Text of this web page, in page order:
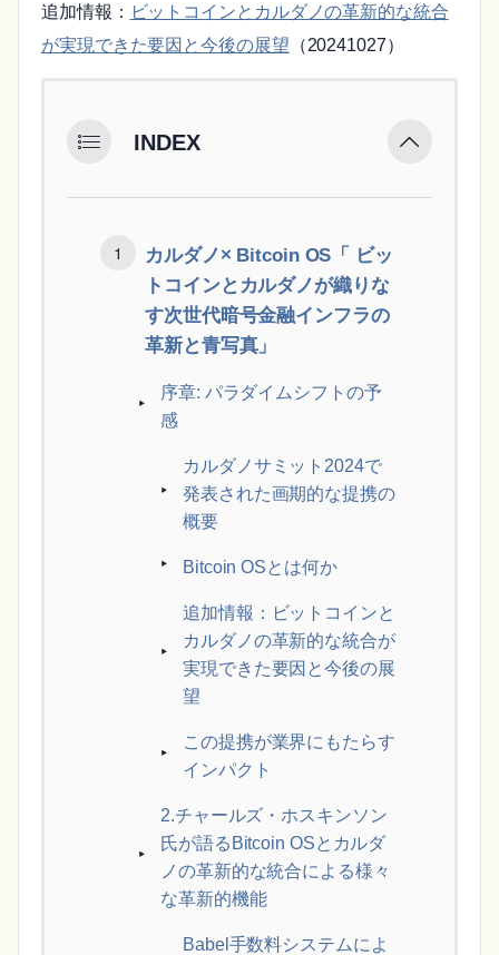
追加情報： ビットコインとカルダノの革新的な統合
が実現できた要因と今後の展望 （20241027）
INDEX
カルダノ× Bitcoin OS「 ビッ
トコインとカルダノが織りな
す次世代暗号金融インフラの
革新と青写真」
序章: パラダイムシフトの予
感
カルダノサミット2024で
発表された画期的な提携の
概要
Bitcoin OSとは何か
追加情報：ビットコインと
カルダノの革新的な統合が
実現できた要因と今後の展
望
この提携が業界にもたらす
インパクト
2.チャールズ・ホスキンソン
氏が語るBitcoin OSとカルダ
ノの革新的な統合による様々
な革新的機能
Babel手数料システムによ